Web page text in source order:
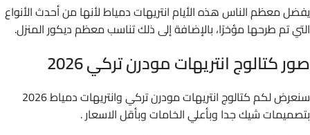
يفضل معظم الناس هذه الأيام انتريهات دمياط لأنها من أحدث الأنواع
التي تم طرحها مؤخرًا، بالإضافة إلى ذلك تناسب معظم ديكور المنزل.
صور كتالوج انتريهات مودرن تركي 2026
سنعرض لكم كتالوج انتريهات مودرن تركي وانتريهات دمياط 2026
بتصميمات شيك جدا وبأعلي الخامات وبأقل الاسعار .